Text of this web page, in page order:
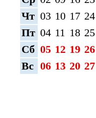
Чт 03 10 17 24
Пт 04 11 18 25
Сб 05 12 19 26
Вс 06 13 20 27